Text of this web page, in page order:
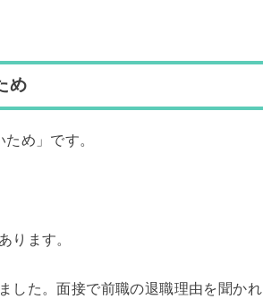
め
め」です。
ります。
した。面接で前職の退職理由を聞かれ